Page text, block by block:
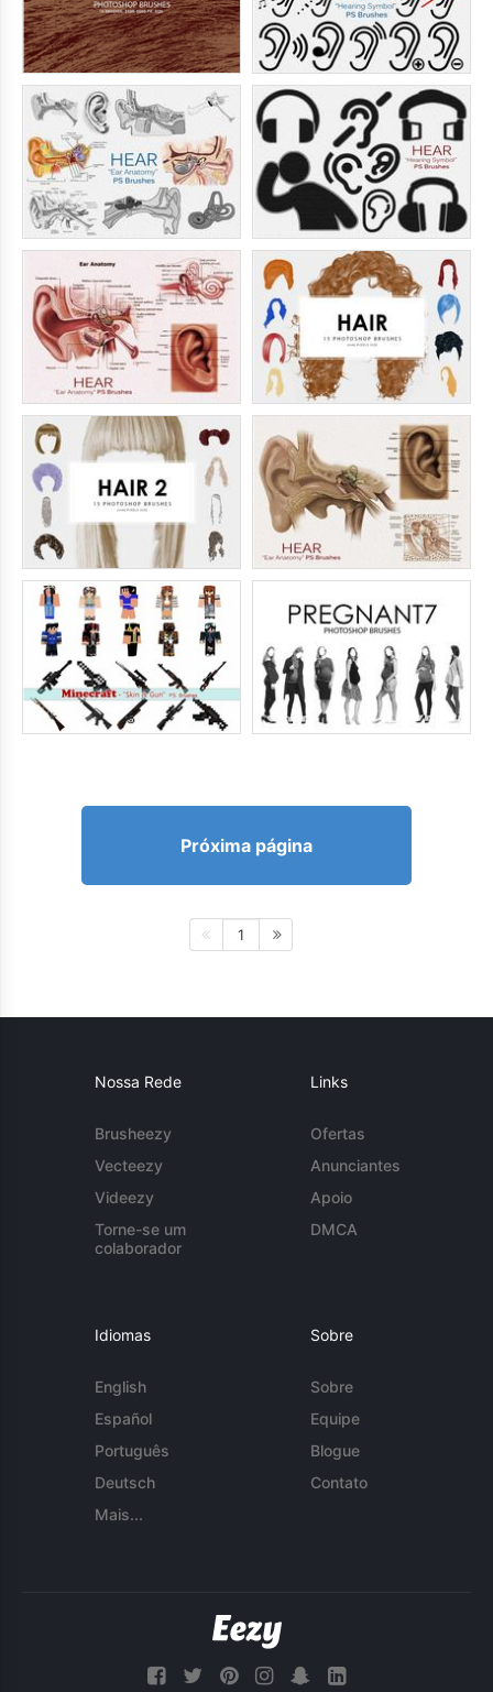
Próxima página
1
Nossa Rede
Brusheezy
Vecteezy
Videezy
Torne-se um
colaborador
Links
Ofertas
Anunciantes
Apoio
DMCA
Idiomas
English
Español
Português
Deutsch
Mais...
Sobre
Sobre
Equipe
Blogue
Contato